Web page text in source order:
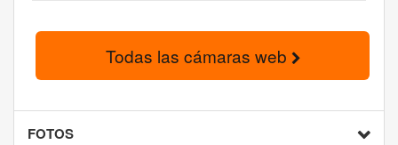
Todas las cámaras web
FOTOS